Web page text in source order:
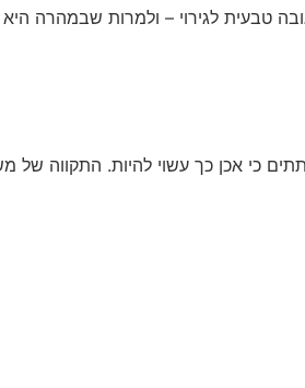
טבעית לגירוי – ולמרות שבמהרה
הראשונים שלה מאותתים כי אכן כך עשוי